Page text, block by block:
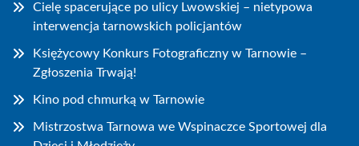
Cielę spacerujące po ulicy Lwowskiej – nietypowa
interwencja tarnowskich policjantów
Księżycowy Konkurs Fotograficzny w Tarnowie –
Zgłoszenia Trwają!
Kino pod chmurką w Tarnowie
Mistrzostwa Tarnowa we Wspinaczce Sportowej dla